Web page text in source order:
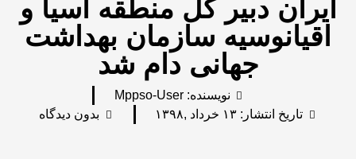
ایران دبیر کل منطقه آسیا و
اقیانوسیه سازمان بهداشت
جهانی دام شد
نویسنده:Mppso-User
تاریخ انتشار:۱۳ خرداد ,۱۳۹۸ بدون دیدگاه